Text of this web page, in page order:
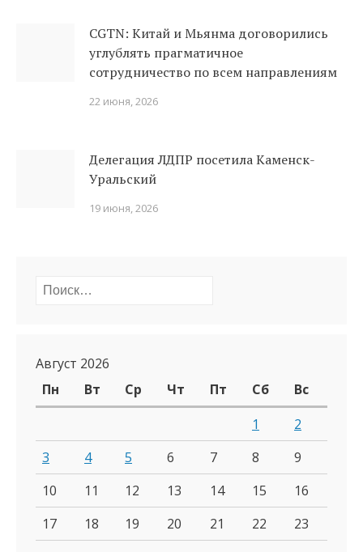
CGTN: Китай и Мьянма договорились
углублять прагматичное
сотрудничество по всем направлениям
22 июня, 2026
Делегация ЛДПР посетила Каменск-
Уральский
19 июня, 2026
Найти:
Август 2026
Пн
Вт Ср Чт Пт Сб
Вс
1
2
3
4 5 6 7 8
9
10
11 12 13 14 15
16
17
18 19 20 21 22
23